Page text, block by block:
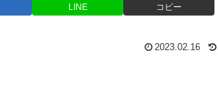
LINE コピー
2023.02.16